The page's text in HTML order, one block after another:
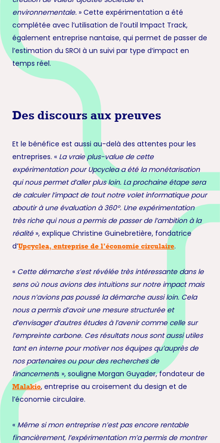
environnementale. » Cette expérimentation a été
complétée avec l’utilisation de l’outil Impact Track,
également entreprise nantaise, qui permet de passer de
l’estimation du SROI à un suivi par type d’impact en
temps réel.
Des discours aux preuves
Et le bénéfice est aussi au-delà des attentes pour les
entreprises. « La vraie plus-value de cette
expérimentation pour Upcyclea a été la monétarisation
qui nous permet d’aller plus loin. La prochaine étape sera
de calculer l’impact de tout notre volet informatique pour
aboutir à une évaluation à 360°. Une expérimentation
très riche qui nous a permis de passer de l’ambition à la
réalité», explique Christine Guinebretière, fondatrice
d’Upcyclea, entreprise de l’économie circulaire.
« Cette démarche s’est révélée très intéressante dans le
sens où nous avions des intuitions sur notre impact mais
nous n’avions pas poussé la démarche aussi loin. Cela
nous a permis d’avoir une mesure structurée et
d’envisager d’autres études à l’avenir comme celle sur
l’empreinte carbone. Ces résultats nous sont aussi utiles
tant en interne pour motiver nos équipes qu’auprès de
nos partenaires ou pour des recherches de
financements », souligne Morgan Guyader, fondateur de
Malakio, entreprise au croisement du design et de
l’économie circulaire.
« Même si mon entreprise n’est pas encore rentable
financièrement, l’expérimentation m’a permis de montrer